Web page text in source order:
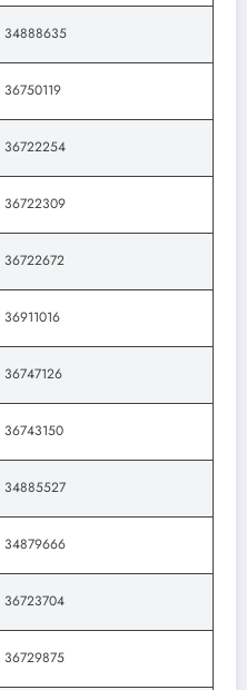
34888635
36750119
36722254
36722309
36722672
36911016
36747126
36743150
34885527
34879666
36723704
36729875